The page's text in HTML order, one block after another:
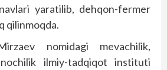
yaratilib, dehqon-fermer
qilinmoqda.
nomidagi mevachilik,
ilmiy-tadqiqot instituti